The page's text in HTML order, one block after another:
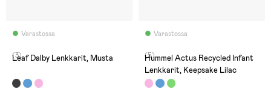
Varastossa
(3)
Leaf Dalby Lenkkarit, Musta
Varastossa
(5)
Hummel Actus Recycled Infant
Lenkkarit, Keepsake Lilac